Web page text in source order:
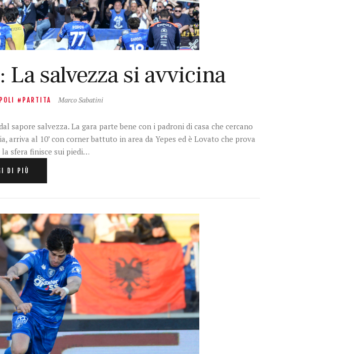
salvezza si avvicina
PARTITA Marco Sabatini
salvezza. La gara parte bene con i padroni di casa che cercano
al 10’ con corner battuto in area da Yepes ed è Lovato che prova
la sfera finisce sui piedi…
DI PIÙ